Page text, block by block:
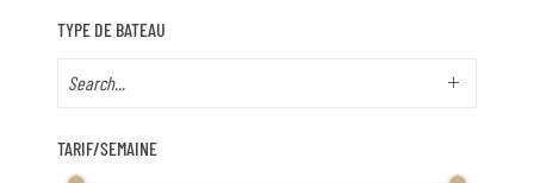
TYPE DE BATEAU
TARIF/SEMAINE